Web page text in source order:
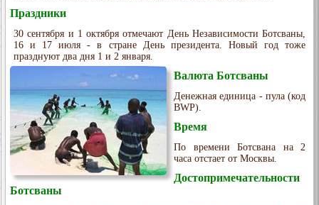
Праздники
30 сентября и 1 октября отмечают День Независимости Ботсваны,
16 и 17 июля - в стране День президента. Новый год тоже
празднуют два дня 1 и 2 января.
Валюта Ботсваны
Денежная единица - пула (код
BWP).
Время
По времени Ботсвана на 2
часа отстает от Москвы.
Достопримечательности
Ботсваны